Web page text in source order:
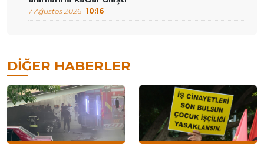
7 Ağustos 2026 10:16
DIĞER HABERLER